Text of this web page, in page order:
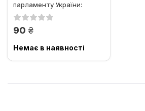
парламенту України:
теорія та практика
90 грн.
Немає в наявності